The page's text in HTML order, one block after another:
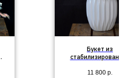
Букет из
11 800 р.